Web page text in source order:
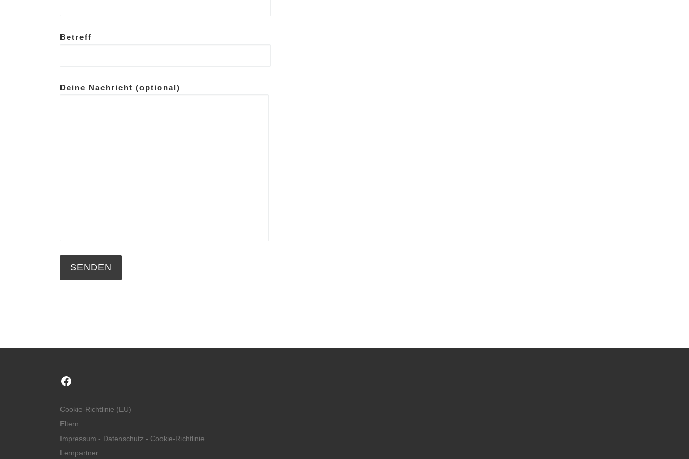
Betreff
Deine Nachricht (optional)
Facebook
Cookie-Richtlinie (EU)
Eltern
Impressum - Datenschutz - Cookie-Richtlinie
Lernpartner